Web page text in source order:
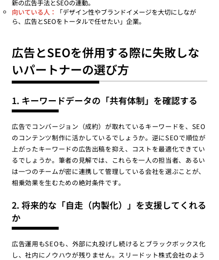
新の広告手法とSEOの連動。
向いている人：
「デザイン性やブランドイメージを大切にしなが
ら、広告とSEOをトータルで任せたい」企業。
広告とSEOを併用する際に失敗しな
いパートナーの選び方
1. キーワードデータの「共有体制」を確認する
広告でコンバージョン（成約）が取れているキーワードを、SEO
のコンテンツ制作に活かしているでしょうか。逆にSEOで順位が
上がったキーワードの広告出稿を抑え、コストを最適化できてい
るでしょうか。筆者の見解では、これらを一人の担当者、あるい
は一つのチームが密に連携して管理している会社を選ぶことが、
相乗効果を生むための絶対条件です。
2. 将来的な「自走（内製化）」を支援してくれる
か
広告運用もSEOも、外部に丸投げし続けるとブラックボックス化
し、社内にノウハウが残りません。スリードット株式会社のよう